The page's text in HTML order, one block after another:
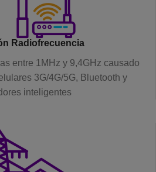
Radiofrecuencia
entre 1MHz y 9,4GHz causado
3G/4G/5G, Bluetooth y
inteligentes